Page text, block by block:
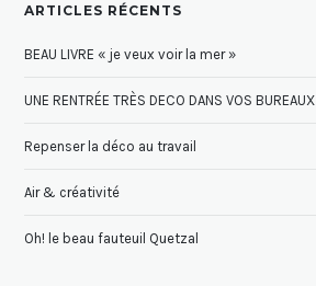
ARTICLES RÉCENTS
BEAU LIVRE « je veux voir la mer »
UNE RENTRÉE TRÈS DECO DANS VOS BUREAUX
Repenser la déco au travail
Air & créativité
Oh! le beau fauteuil Quetzal